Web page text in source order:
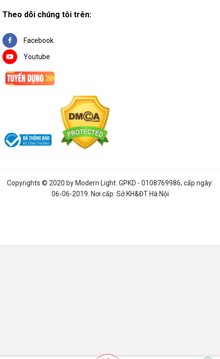
Theo dõi chúng tôi trên:
Facebook
Youtube
Copyrights © 2020 by Modern Light . GPKD - 0108769986, cấp ngày:
06-06-2019. Nơi cấp: Sở KH&ĐT Hà Nội